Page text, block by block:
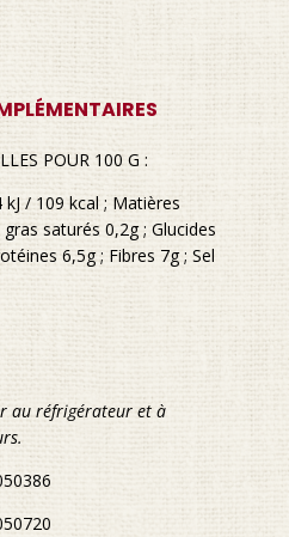
POUR 100 G :
/ 109 kcal ; Matières
saturés 0,2g ; Glucides
6,5g ; Fibres 7g ; Sel
au réfrigérateur et à